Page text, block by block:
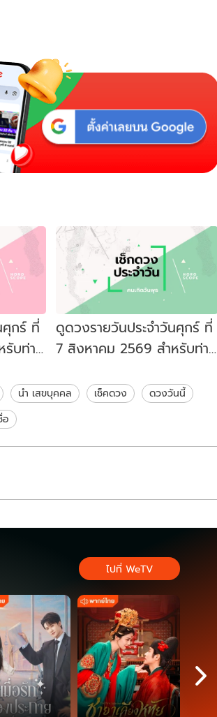
ศุกร์ ที่
รับท่าน
ดูดวงรายวันประจำวันศุกร์ ที่
7 สิงหาคม 2569 สำหรับท่าน
นำ เสขบุคคล เช็คดวง
ดวงวันนี้
อ
ไปที่ WeTV